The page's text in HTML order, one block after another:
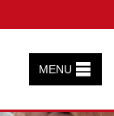
MENU